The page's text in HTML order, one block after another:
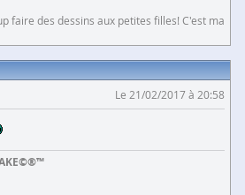
faire des dessins aux petites filles! C'est ma
Le 21/02/2017 à 20:58